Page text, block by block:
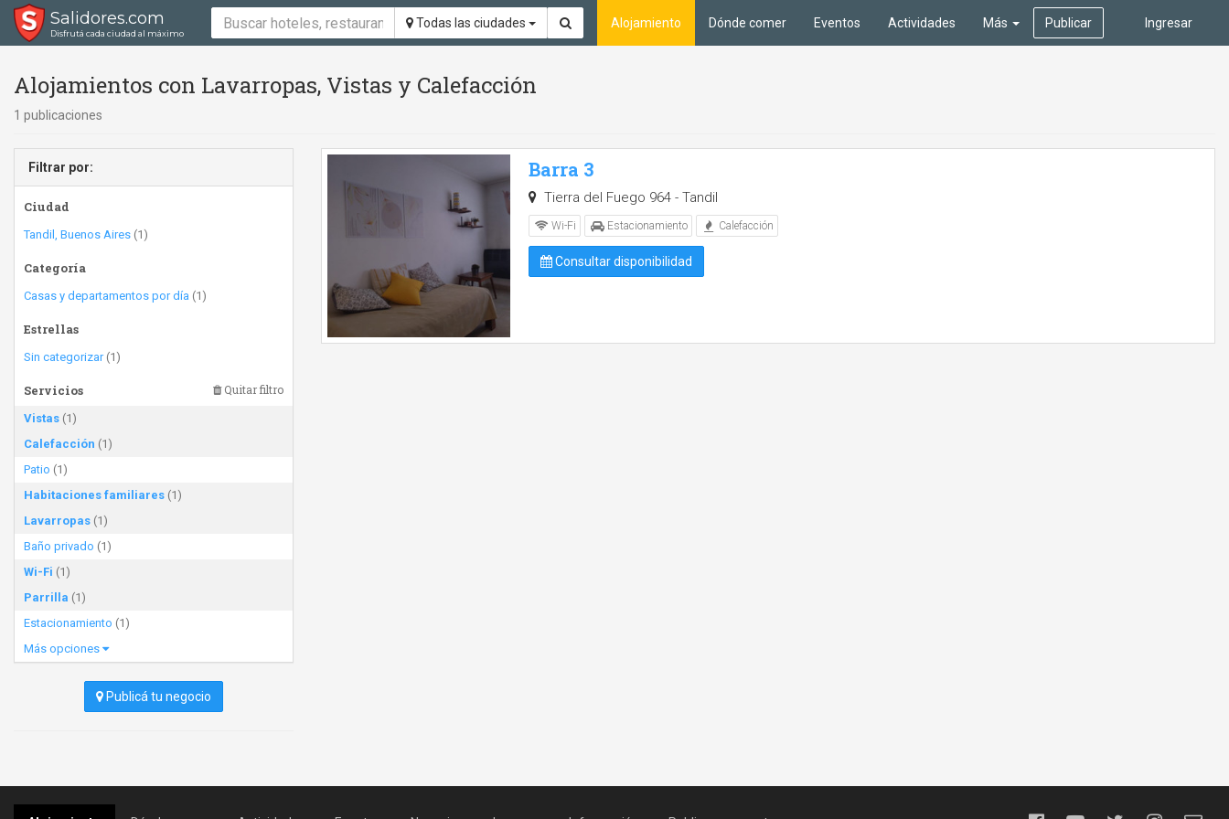
Salidores.com
Disfrutá cada ciudad al máximo
Todas las ciudades Ingresar
Alojamiento Dónde comer Eventos Actividades Más Publicar
Alojamientos con Lavarropas, Vistas y Calefacción
1 publicaciones
Filtrar por:
Ciudad
Tandil, Buenos Aires (1)
Categoría
Casas y departamentos por día (1)
Estrellas
Sin categorizar(1)
Servicios Quitar filtro
Vistas (1)
Calefacción (1)
Patio (1)
Habitaciones familiares (1)
Lavarropas (1)
Baño privado (1)
Wi-Fi (1)
Parrilla (1)
Estacionamiento (1)
Más opciones
Publicá tu negocio
Barra 3
Tierra del Fuego 964 - Tandil
Wi-Fi Estacionamiento Calefacción
Consultar disponibilidad